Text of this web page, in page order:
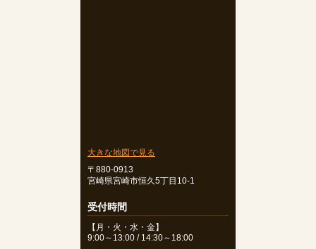
大きな地図で見る
〒880-0913
宮崎県宮崎市恒久5丁目10-1
受付時間
【月・火・水・金】
9:00～13:00 / 14:30～18:00